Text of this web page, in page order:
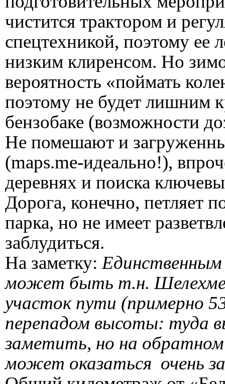
чистится трактором и
спецтехникой, поэтому ее
низким клиренсом. Но
вероятность «поймать
поэтому не будет лишним
бензобаке (возможности
Не помешают и
(maps.me-идеально!),
деревнях и поиска
Дорога, конечно, петляет
парка, но не имеет
заблудиться.
На заметку:
может быть т.н.
участок пути (примерно
перепадом высоты: туда
заметить, но на обратном
может оказаться очень